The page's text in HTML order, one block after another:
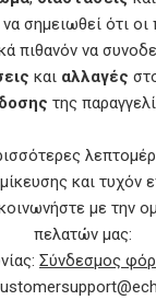
να σημειωθεί ότι
πιθανόν να
και αλλαγές
της
και τυχόν
με την
πελατών μας:
Σύνδεσμος